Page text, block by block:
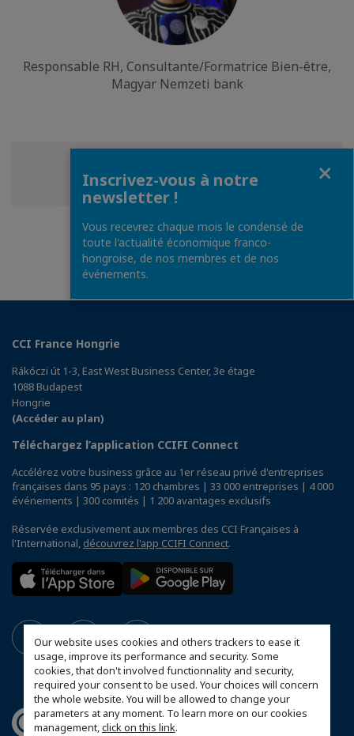
Our website uses cookies and others trackers to ease it
usage, improve its performance and security. Some
cookies, that don't involved functionnality and security,
required your consent to be used. Your choices will concern
the whole website. You will be allowed to change your
parameters at any moment. To learn more on our cookies
management,click on this link.
Responsable RH, Consultante/Formatrice Bien-être,
Magyar Nemzeti bank
Partager cette page
Partager
sur
sur
CCI France Hongrie
Rákóczi út 1-3, East West Business Center, 3e étage
1088 Budapest
Hongrie
(Accéder au plan)
Téléchargez l’application CCIFI Connect
Accélérez votre business grâce au 1er réseau privé d'entreprises
françaises dans 95 pays : 120 chambres | 33 000 entreprises | 4 000
événements | 300 comités | 1 200 avantages exclusifs
Réservée exclusivement aux membres des CCI Françaises à
l'International, découvrez l'app CCIFI Connect.
Inscrivez-vous à notre
newsletter !
Vous recevrez chaque mois le condensé de
toute l'actualité économique franco-
hongroise, de nos membres et de nos
événements.